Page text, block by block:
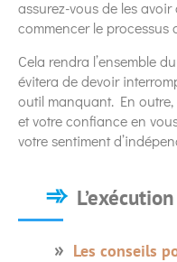
assurez-vous de les
commencer le processus
Cela rendra l’ensemble
évitera de devoir
outil manquant. En
et votre confiance en
votre sentiment
L’exécution
Les conseils